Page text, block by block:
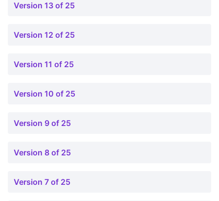
Version 13 of 25
Version 12 of 25
Version 11 of 25
Version 10 of 25
Version 9 of 25
Version 8 of 25
Version 7 of 25